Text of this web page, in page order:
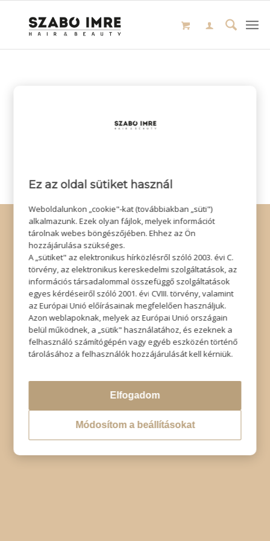
© Copyright - Szabó Imre Hair & Beauty
Impresszum|Adatkezelési tájékoztató|Elállás
Ez az oldal sütiket használ
Weboldalunkon „cookie"-kat (továbbiakban „süti")
alkalmazunk. Ezek olyan fájlok, melyek információt
tárolnak webes böngészőjében. Ehhez az Ön
hozzájárulása szükséges.
A „sütiket" az elektronikus hírközlésről szóló 2003. évi C.
törvény, az elektronikus kereskedelmi szolgáltatások, az
információs társadalommal összefüggő szolgáltatások
egyes kérdéseiről szóló 2001. évi CVIII. törvény, valamint
az Európai Unió előírásainak megfelelően használjuk.
Azon weblapoknak, melyek az Európai Unió országain
belül működnek, a „sütik" használatához, és ezeknek a
felhasználó számítógépén vagy egyéb eszközén történő
tárolásához a felhasználók hozzájárulását kell kérniük.
Elfogadom
Módosítom a beállításokat